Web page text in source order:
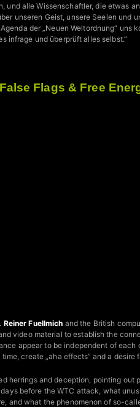
und alle Wissenschaftler, die etwas
unseren Geist, unsere Seelen und
der „Neuen Weltordnung“ uns
infrage und überprüft alles selbst.”
Flags & Free
Reiner Fuellmich and the British
video material to establish the
appear to be independent of each
create „aha effects“ and a desire
herrings and deception, pointing out
before the WTC attack, what
and what the phenomenon of so-